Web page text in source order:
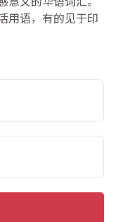
用语，有的见于印